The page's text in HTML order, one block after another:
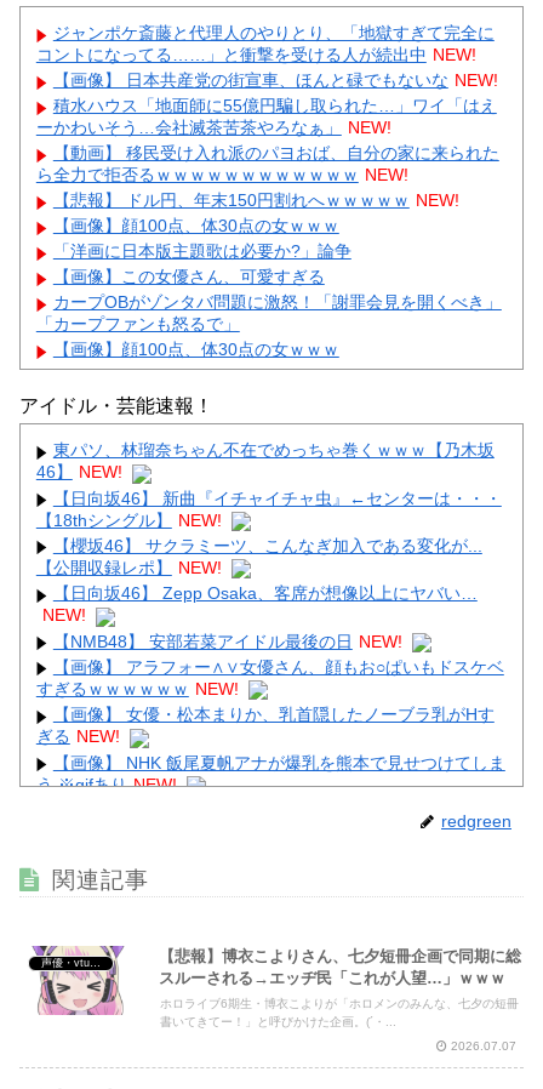
ジャンポケ斎藤と代理人のやりとり、「地獄すぎて完全に
コントになってる……」と衝撃を受ける人が続出中 NEW!
【画像】 日本共産党の街宣車、ほんと碌でもないな NEW!
積水ハウス「地面師に55億円騙し取られた…」ワイ「はえ
ーかわいそう…会社滅茶苦茶やろなぁ」
NEW!
【動画】 移民受け入れ派のパヨおば、自分の家に来られた
ら全力で拒否るｗｗｗｗｗｗｗｗｗｗｗｗ NEW!
【悲報】 ドル円、年末150円割れへｗｗｗｗｗ NEW!
【画像】顔100点、体30点の女ｗｗｗ
「洋画に日本版主題歌は必要か?」論争
【画像】この女優さん、可愛すぎる
カープOBがゾンタバ問題に激怒！「謝罪会見を開くべき」
「カープファンも怒るで」
【画像】顔100点、体30点の女ｗｗｗ
Powered by livedoor 相互RSS
アイドル・芸能速報！
東パソ、林瑠奈ちゃん不在でめっちゃ巻くｗｗｗ【乃木坂
46】
NEW!
【日向坂46】 新曲『イチャイチャ虫』←センターは・・・
【18thシングル】
NEW!
【櫻坂46】 サクラミーツ、こんなぎ加入である変化が...
【公開収録レポ】
NEW!
【日向坂46】 Zepp Osaka、客席が想像以上にヤバい…
NEW!
【NMB48】 安部若菜アイドル最後の日 NEW!
【画像】 アラフォー∧∨女優さん、顔もお○ぱいもドスケベ
すぎるｗｗｗｗｗｗ NEW!
【画像】 女優・松本まりか、乳首隠したノーブラ乳がHす
ぎる NEW!
【画像】 NHK 飯尾夏帆アナが爆乳を熊本で見せつけてしま
う ※gifあり NEW!
Powered by livedoor 相互RSS
redgreen
関連記事
【悲報】博衣こよりさん、七夕短冊企画で同期に総
スルーされる→エッヂ民「これが人望…」ｗｗｗ
ホロライブ6期生・博衣こよりが「ホロメンのみんな、七夕の短冊
書いてきてー！」と呼びかけた企画。(´・...
2026.07.07